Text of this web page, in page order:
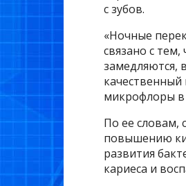
с зубов.
«Ночные
связано с
замедляются,
микрофлоры в
По ее словам,
повышению
развития
кариеса и